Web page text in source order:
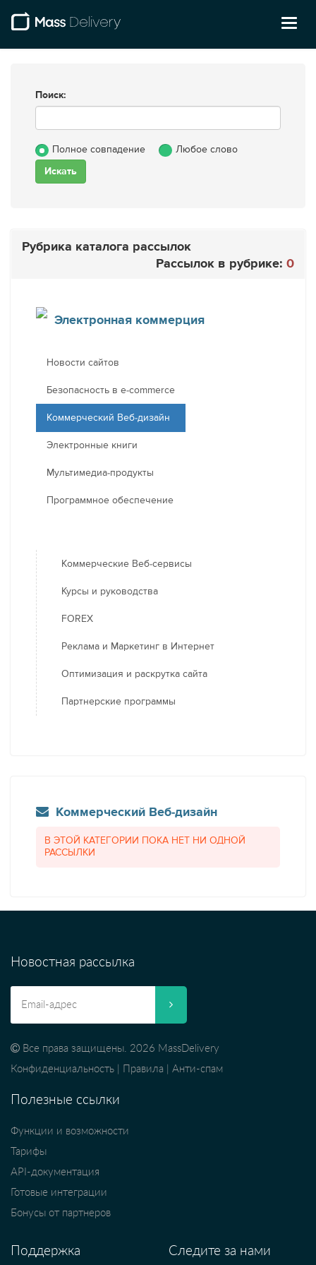
Поиск:
Полное совпадение Любое слово
Рубрика каталога рассылок
Рассылок в рубрике: 0
Электронная коммерция
Новости сайтов
Безопасность в e-commerce
Коммерческий Веб-дизайн
Электронные книги
Мультимедиа-продукты
Программное обеспечение
Коммерческие Веб-сервисы
Курсы и руководства
FOREX
Реклама и Маркетинг в Интернет
Оптимизация и раскрутка сайта
Партнерские программы
Коммерческий Веб-дизайн
В ЭТОЙ КАТЕГОРИИ ПОКА НЕТ НИ ОДНОЙ
РАССЫЛКИ
Новостная рассылка
Все права защищены. 2026 MassDelivery
Конфиденциальность
Правила Анти-спам
Полезные ссылки
Функции и возможности
Тарифы
API-документация
Готовые интеграции
Бонусы от партнеров
Поддержка Следите за нами